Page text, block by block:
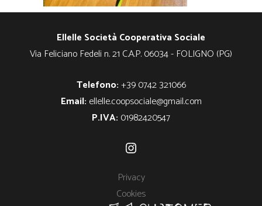
Ellelle Società Cooperativa Sociale
Via Feliciano Fedeli n. 21 C.A.P. 06034 - FOLIGNO (PG)
Telefono:+39 0742 321066
Email: ellelle.coopsociale@gmail.com
P.IVA: 01982420547
Instagram
Privacy
Cookies